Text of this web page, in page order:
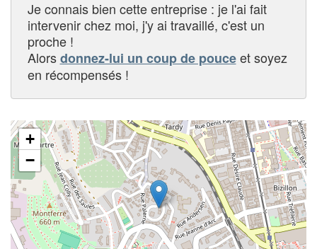
Je connais bien cette entreprise : je l'ai fait
intervenir chez moi, j'y ai travaillé, c'est un
proche !
Alorsdonnez-lui un coup de pouceet soyez
en récompensés !
+
−